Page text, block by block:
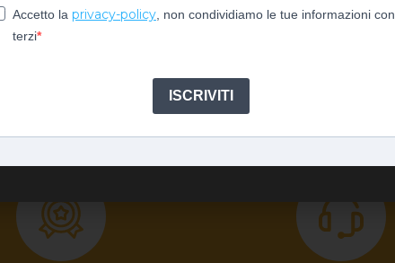
Accetto la privacy-policy , non condividiamo le tue informazioni con
terzi
ISCRIVITI